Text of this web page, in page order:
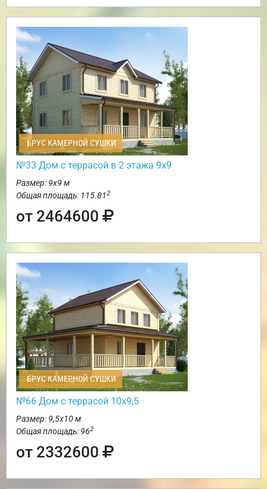
БРУС КАМЕРНОЙ СУШКИ
№33 Дом с террасой в 2 этажа 9х9
Размер: 9х9 м
Общая площадь: 115.812
от 2464600
БРУС КАМЕРНОЙ СУШКИ
№66 Дом с террасой 10х9,5
Размер: 9,5х10 м
Общая площадь: 962
от 2332600